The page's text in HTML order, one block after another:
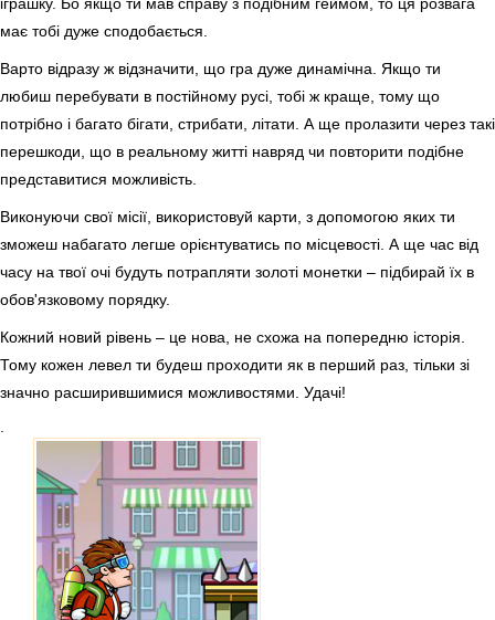
має тобі дуже сподобається.
Варто відразу ж відзначити, що гра дуже динамічна. Якщо ти
любиш перебувати в постійному русі, тобі ж краще, тому що
потрібно і багато бігати, стрибати, літати. А ще пролазити через такі
перешкоди, що в реальному житті навряд чи повторити подібне
представитися можливість.
Виконуючи свої місії, використовуй карти, з допомогою яких ти
зможеш набагато легше орієнтуватись по місцевості. А ще час від
часу на твої очі будуть потрапляти золоті монетки – підбирай їх в
обов'язковому порядку.
Кожний новий рівень – це нова, не схожа на попередню історія.
Тому кожен левел ти будеш проходити як в перший раз, тільки зі
значно расширившимися можливостями. Удачі!